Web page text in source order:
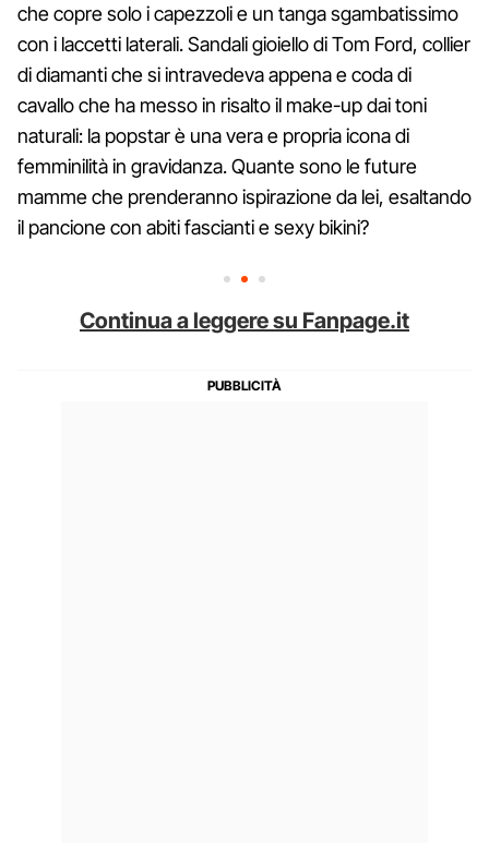
che copre solo i capezzoli e un tanga sgambatissimo
con i laccetti laterali. Sandali gioiello di Tom Ford, collier
di diamanti che si intravedeva appena e coda di
cavallo che ha messo in risalto il make-up dai toni
naturali: la popstar è una vera e propria icona di
femminilità in gravidanza. Quante sono le future
mamme che prenderanno ispirazione da lei, esaltando
il pancione con abiti fascianti e sexy bikini?
Continua a leggere su Fanpage.it